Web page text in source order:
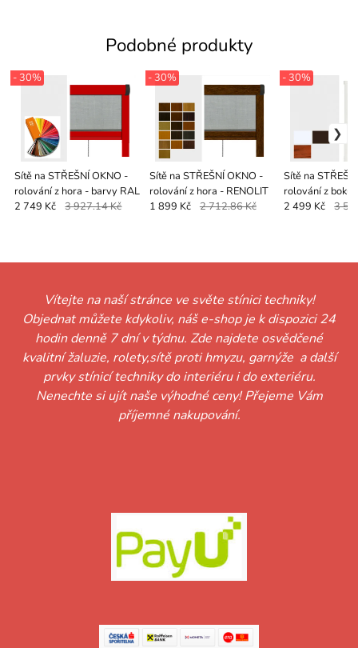
Podobné produkty
Sítě na STŘEŠNÍ OKNO -
rolování z hora - barvy RAL
- 30%
2 749 Kč 3 927.14 Kč
Sítě na STŘEŠNÍ OKNO -
rolování z hora - RENOLIT
- 30%
1 899 Kč 2 712.86 Kč
Sítě na
rolování z boku
barvy
- 30%
2 499 Kč 3
Vítejte na naší stránce ve světe stínici techniky!
Objednat můžete kdykoliv, náš e-shop je k dispozici 24
hodin denně 7 dní v týdnu. Zde najdete osvědčené
kvalitní žaluzie, rolety,sítě proti hmyzu, garnýže a další
prvky stínicí techniky do interiéru i do exteriéru.
Nenechte si ujít naše výhodné ceny! Přejeme Vám
příjemné nakupování.